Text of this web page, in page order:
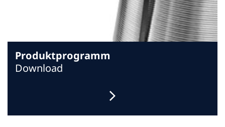
Produktprogramm
Download